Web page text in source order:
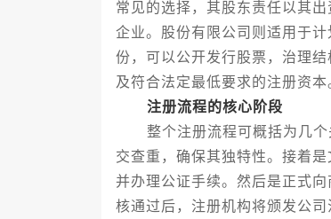
常见的选择，其股东责任以其
企业。股份有限公司则适用于
份，可以公开发行股票，治理
及符合法定最低要求的注册资本
注册流程的核心阶段
整个注册流程可概括为几个
交查重，确保其独特性。接着
并办理公证手续。然后是正式
核通过后，注册机构将颁发公